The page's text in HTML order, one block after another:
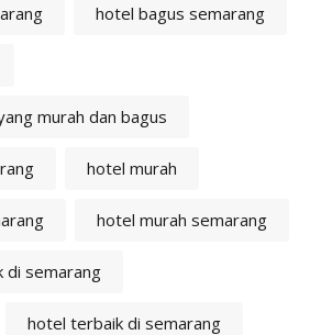
hotel bagus semarang
murah dan bagus
hotel murah
hotel murah semarang
di semarang
hotel terbaik di semarang